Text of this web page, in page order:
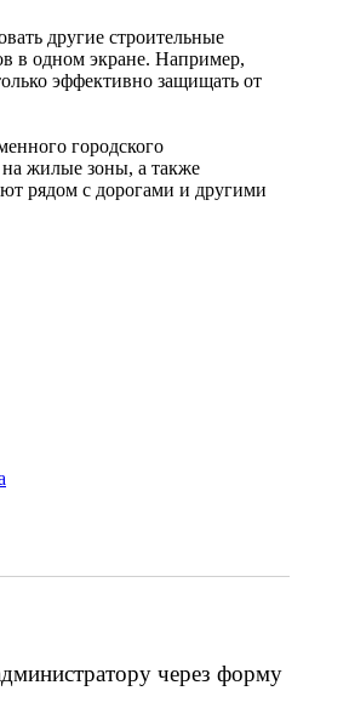
другие строительные
в одном экране. Например,
эффективно защищать от
городского
жилые зоны, а также
рядом с дорогами и другими
через форму